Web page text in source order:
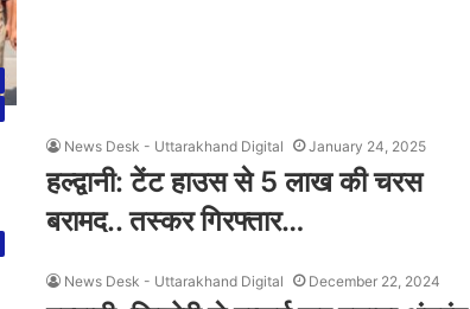
News Desk - Uttarakhand Digital January 24, 2025
हल्द्वानी: टेंट हाउस से 5 लाख की चरस
बरामद.. तस्कर गिरफ्तार…
News Desk - Uttarakhand Digital December 22, 2024